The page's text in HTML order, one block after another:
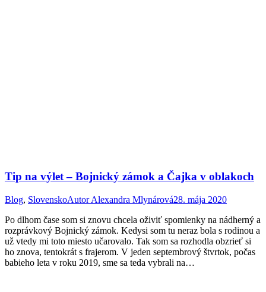
Tip na výlet – Bojnický zámok a Čajka v oblakoch
Blog, SlovenskoAutorAlexandra Mlynárová28. mája 2020
Po dlhom čase som si znovu chcela oživiť spomienky na nádherný a
rozprávkový Bojnický zámok. Kedysi som tu neraz bola s rodinou a
už vtedy mi toto miesto učarovalo. Tak som sa rozhodla obzrieť si
ho znova, tentokrát s frajerom. V jeden septembrový štvrtok, počas
babieho leta v roku 2019, sme sa teda vybrali na…